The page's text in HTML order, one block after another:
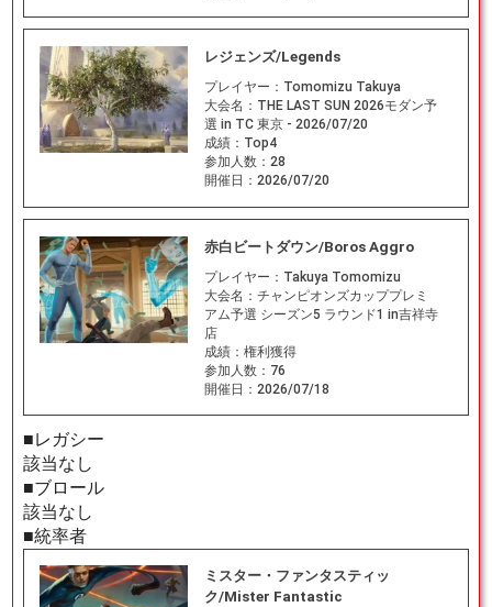
レジェンズ/Legends
プレイヤー： Tomomizu Takuya
大会名： THE LAST SUN 2026モダン予
選 in TC 東京 - 2026/07/20
成績： Top4
参加人数： 28
開催日： 2026/07/20
赤白ビートダウン/Boros Aggro
プレイヤー： Takuya Tomomizu
大会名： チャンピオンズカッププレミ
アム予選 シーズン5 ラウンド1 in吉祥寺
店
成績： 権利獲得
参加人数： 76
開催日： 2026/07/18
■レガシー
該当なし
■ブロール
該当なし
■統率者
ミスター・ファンタスティッ
ク/Mister Fantastic